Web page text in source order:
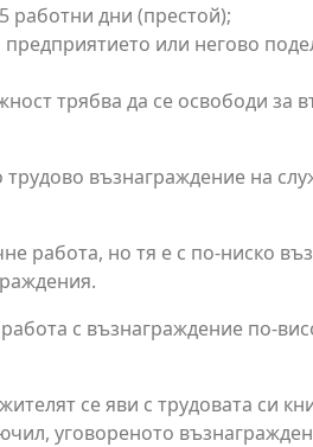
работни дни (престой);
предприятието или негово
трябва да се освободи
възнаграждение на
работа, но тя е с по-ниско
с възнаграждение по-
се яви с трудовата си
уговореното